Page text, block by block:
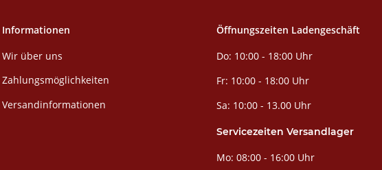
Informationen
Wir über uns
Zahlungsmöglichkeiten
Versandinformationen
Öffnungszeiten Ladengeschäft
Do: 10:00 - 18:00 Uhr
Fr: 10:00 - 18:00 Uhr
Sa: 10:00 - 13.00 Uhr
Servicezeiten Versandlager
Mo: 08:00 - 16:00 Uhr